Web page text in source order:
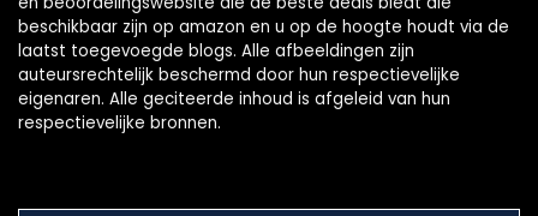
beschikbaar zijn op amazon en u op de hoogte houdt via de
laatst toegevoegde blogs. Alle afbeeldingen zijn
auteursrechtelijk beschermd door hun respectievelijke
eigenaren. Alle geciteerde inhoud is afgeleid van hun
respectievelijke bronnen.